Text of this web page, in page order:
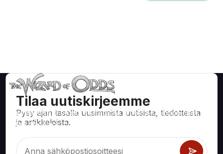
Tilaa uutiskirjeemme
Pysy ajan tasalla uusimmista uutisista, tiedotteista
ja artikkeleista.
Matemaattisesti oikeita strategioita ja tietoa kasinopeleihin,
kuten blackjack, craps, ruletti ja satoihin muihin pelattaviin
peleihin.